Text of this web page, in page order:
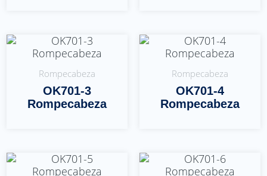
Rompecabeza
OK701-3
Rompecabeza
Rompecabeza
OK701-4
Rompecabeza